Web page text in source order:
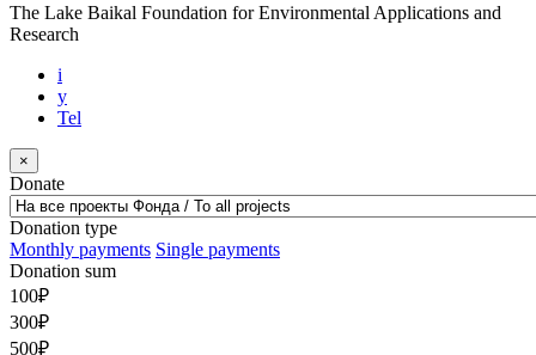
The Lake Baikal Foundation for Environmental Applications and
Research
i
y
Tel
×
Donate
Donation type
Monthly payments Single payments
Donation sum
100₽
300₽
500₽